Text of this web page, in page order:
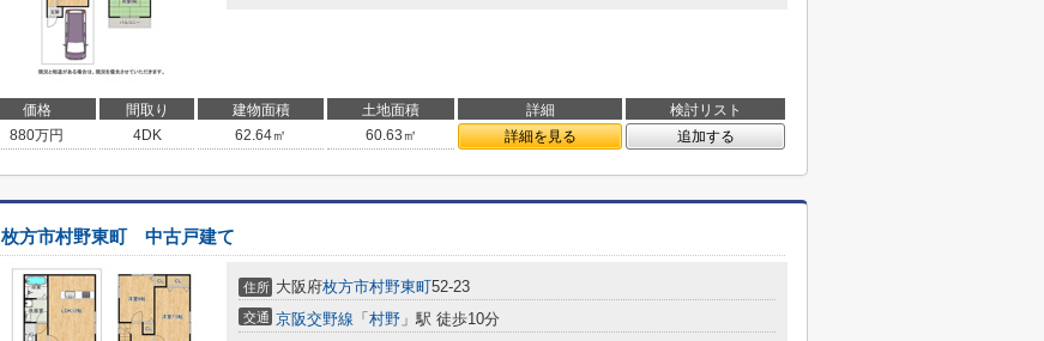
価格 間取り 建物面積 土地面積 詳細
検討リスト
880万円 4DK 62.64㎡ 60.63㎡ 詳細を見る 追加する
枚方市村野東町 中古戸建て
住所 大阪府枚方市村野東町52-23
交通 京阪交野線 「 村野 」駅 徒歩10分